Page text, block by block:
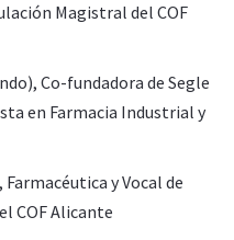
Magistral del COF
Co-fundadora de Segle
en Farmacia Industrial y
y Vocal de
COF Alicante